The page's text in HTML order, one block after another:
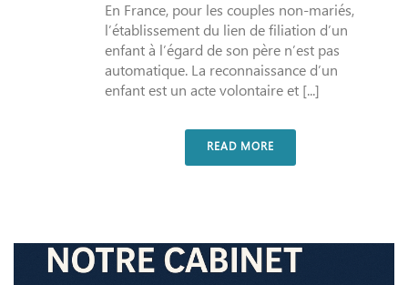
En France, pour les couples non-mariés,
l’établissement du lien de filiation d’un
enfant à l’égard de son père n’est pas
automatique. La reconnaissance d’un
enfant est un acte volontaire et [...]
READ MORE